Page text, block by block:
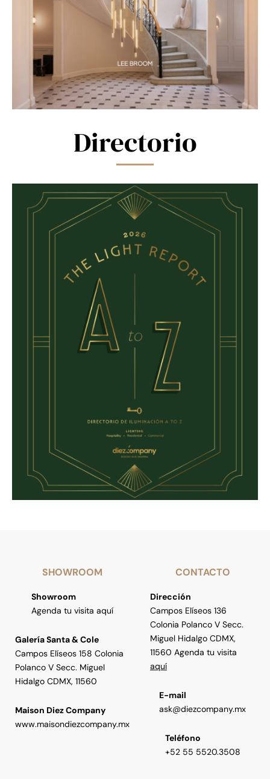
Directorio
SHOWROOM
Showroom
Agenda tu visita aquí
Galería Santa & Cole
Campos Elíseos 158 Colonia
Polanco V Secc. Miguel
Hidalgo CDMX, 11560
Maison Diez Company
www.maisondiezcompany.mx
CONTACTO
Dirección
Campos Elíseos 136
Colonia Polanco V Secc.
Miguel Hidalgo CDMX,
11560 Agenda tu visita
aquí
E-mail
ask@diezcompany.mx
Teléfono
+52 55 5520.3508